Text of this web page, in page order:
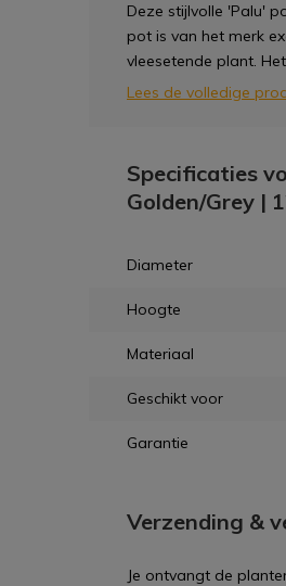
Deze stijlvolle 'Palu'
pot is van het merk
vleesetende plant.
Lees de volledige
Specificaties
Golden/Grey |
Diameter
Hoogte
Materiaal
Geschikt voor
Garantie
Verzending &
Je ontvangt de